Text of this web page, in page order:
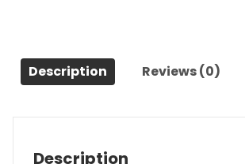
Description Reviews (0)
Description